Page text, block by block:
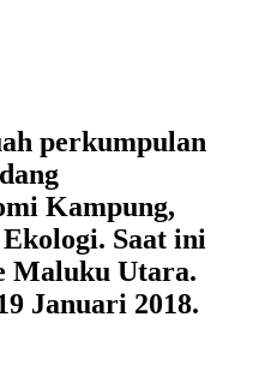
perkumpulan
Kampung,
Saat ini
Maluku Utara.
Januari 2018.